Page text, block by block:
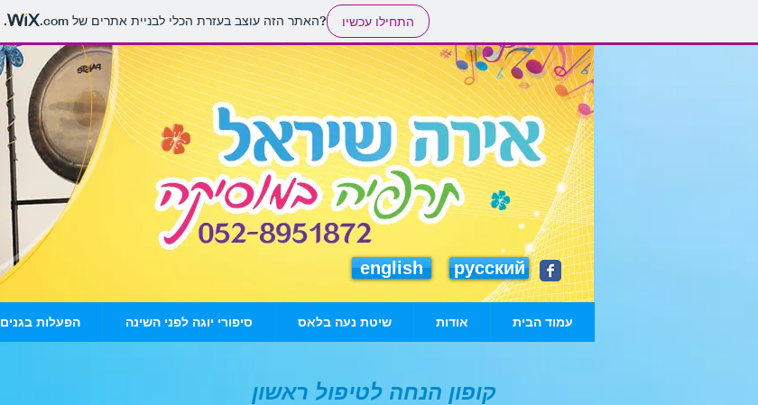
האתר הזה עוצב בעזרת הכלי לבניית אתרים של.com . רוצים ליצור אתר משלכם? התחילו עכשיו
русский
english
קופון הנחה לטיפול ראשון
הפעלות בגנים סיפורי יוגה לפני השינה שיטת נעה בלאס אודות עמוד הבית